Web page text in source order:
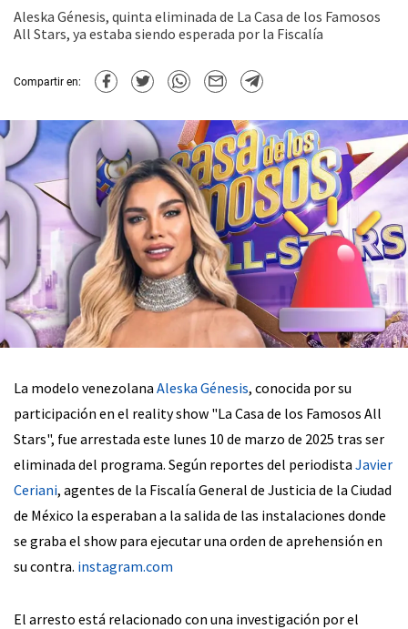
Aleska Génesis, quinta eliminada de La Casa de los Famosos
All Stars, ya estaba siendo esperada por la Fiscalía
Compartir en:
La modelo venezolana Aleska Génesis, conocida por su
participación en el reality show "La Casa de los Famosos All
Stars", fue arrestada este lunes 10 de marzo de 2025 tras ser
eliminada del programa. Según reportes del periodista Javier
Ceriani, agentes de la Fiscalía General de Justicia de la Ciudad
de México la esperaban a la salida de las instalaciones donde
se graba el show para ejecutar una orden de aprehensión en
su contra. instagram.com
El arresto está relacionado con una investigación por el